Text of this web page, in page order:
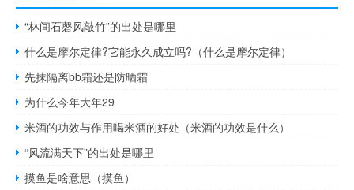
“林间石磬风敲竹”的出处是哪里
什么是摩尔定律?它能永久成立吗?（什么是摩尔定律）
先抹隔离bb霜还是防晒霜
为什么今年大年29
米酒的功效与作用喝米酒的好处（米酒的功效是什么）
“风流满天下”的出处是哪里
摸鱼是啥意思（摸鱼）